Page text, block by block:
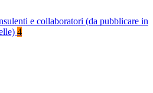
e collaboratori (da pubblicare in
4